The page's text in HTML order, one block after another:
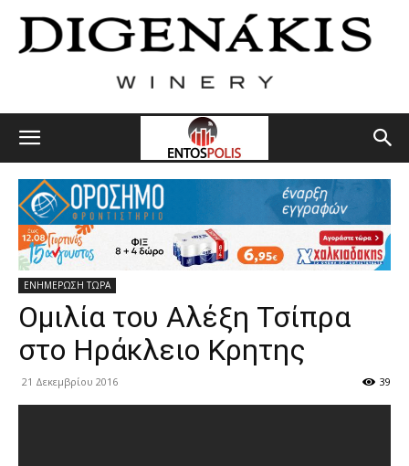
ΕΝΗΜΕΡΩΣΗ ΤΩΡΑ
Ομιλία του Αλέξη Τσίπρα
στο Ηράκλειο Κρητης
21 Δεκεμβρίου 2016 39